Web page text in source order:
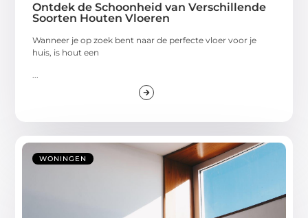
Ontdek de Schoonheid van Verschillende
Soorten Houten Vloeren
Wanneer je op zoek bent naar de perfecte vloer voor je
huis, is hout een
WONINGEN